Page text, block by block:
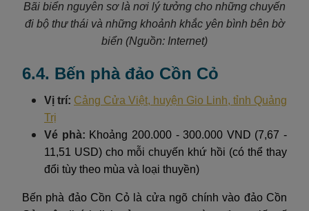
Bãi biển nguyên sơ là nơi lý tưởng cho những chuyến
đi bộ thư thái và những khoảnh khắc yên bình bên bờ
biển (Nguồn: Internet)
6.4. Bến phà đảo Cồn Cỏ
Vị trí: Cảng Cửa Việt, huyện Gio Linh, tỉnh Quảng
Trị
Vé phà: Khoảng 200.000 - 300.000 VND (7,67 -
11,51 USD) cho mỗi chuyến khứ hồi (có thể thay
đổi tùy theo mùa và loại thuyền)
Bến phà đảo Cồn Cỏ là cửa ngõ chính vào đảo Cồn